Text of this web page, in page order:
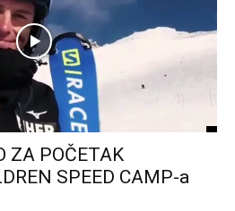
ZA POČETAK
SPEED CAMP-a